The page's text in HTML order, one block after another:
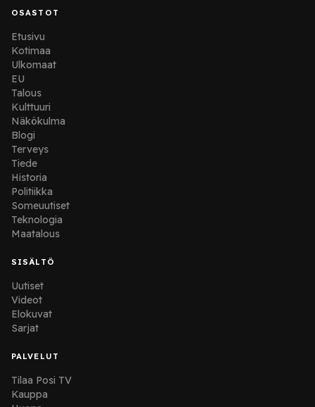
OSASTOT
Etusivu
Kotimaa
Ulkomaat
EU
Talous
Kulttuuri
Näkökulma
Blogi
Terveys
Tiede
Historia
Politiikka
Someuutiset
Teknologia
Maatalous
SISÄLTÖ
Uutiset
Videot
Elokuvat
Sarjat
PALVELUT
Tilaa Posi TV
Kauppa